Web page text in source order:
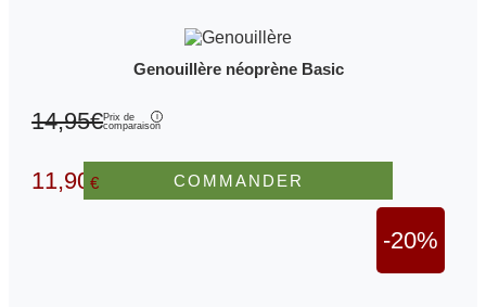
Genouillère néoprène Basic
14,95€Prix de
comparaison
11,90€
-20%
COMMANDER